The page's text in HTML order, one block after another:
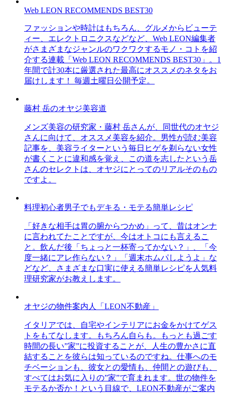
Web LEON RECOMMENDS BEST30
ファッションや時計はもちろん、グルメからビューテ
ィー、エレクトロニクスなどなど、Web LEON編集者
がさまざまなジャンルのワクワクするモノ・コトを紹
介する連載「Web LEON RECOMMENDS BEST30」。1
年間で計30本に厳選された最高にオススメのネタをお
届けします！ 毎週土曜日公開予定。
藤村 岳のオヤジ美容道
メンズ美容の研究家・藤村 岳さんが、同世代のオヤジ
さんに向けて、オススメ美容を紹介。男性が読む美容
記事を、美容ライターという毎日ヒゲを剃らない女性
が書くことに違和感を覚え、この道を志したという岳
さんのセレクトは、オヤジにとってのリアルそのもの
ですよ。
料理初心者男子でもデキる・モテる簡単レシピ
「好きな相手は胃の腑からつかめ」って、昔はオンナ
に言われてたことですが、今はオトコにも言えるこ
と。飲んだ後「ちょっと一杯寄ってかない？」、「今
度一緒にアレ作らない？」「週末ホムパしようよ」な
どなど、さまざまな口実に使える簡単レシピを人気料
理研究家がお教えします。
オヤジの物件案内人「LEON不動産」
イタリアでは、自宅やインテリアにお金をかけてゲス
トをもてなします。もちろん自らも。もっとも過ごす
時間の長い”家”に投資することが、人生の豊かさに直
結することを彼らは知っているのですね。仕事へのモ
チベーションも、彼女との愛情も、仲間との遊びも、
すべてはお気に入りの”家”で育まれます。世の物件を
モテるか否か！という目線で、LEON不動産がご案内